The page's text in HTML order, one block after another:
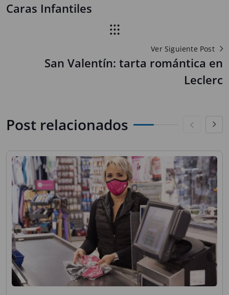
Caras Infantiles
Ver Siguiente Post
San Valentín: tarta romántica en
Leclerc
Post relacionados